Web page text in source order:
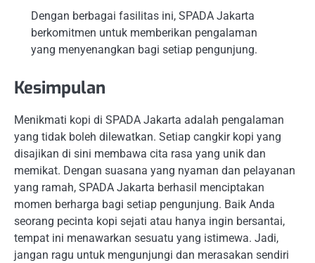
Dengan berbagai fasilitas ini, SPADA Jakarta
berkomitmen untuk memberikan pengalaman
yang menyenangkan bagi setiap pengunjung.
Kesimpulan
Menikmati kopi di SPADA Jakarta adalah pengalaman
yang tidak boleh dilewatkan. Setiap cangkir kopi yang
disajikan di sini membawa cita rasa yang unik dan
memikat. Dengan suasana yang nyaman dan pelayanan
yang ramah, SPADA Jakarta berhasil menciptakan
momen berharga bagi setiap pengunjung. Baik Anda
seorang pecinta kopi sejati atau hanya ingin bersantai,
tempat ini menawarkan sesuatu yang istimewa. Jadi,
jangan ragu untuk mengunjungi dan merasakan sendiri